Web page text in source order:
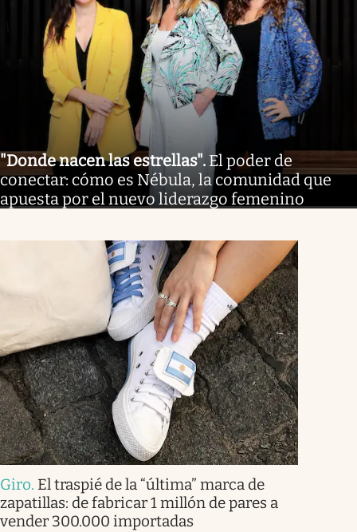
"Donde nacen las estrellas". El poder de
conectar: cómo es Nébula, la comunidad que
apuesta por el nuevo liderazgo femenino
Giro. El traspié de la “última” marca de
zapatillas: de fabricar 1 millón de pares a
vender 300.000 importadas